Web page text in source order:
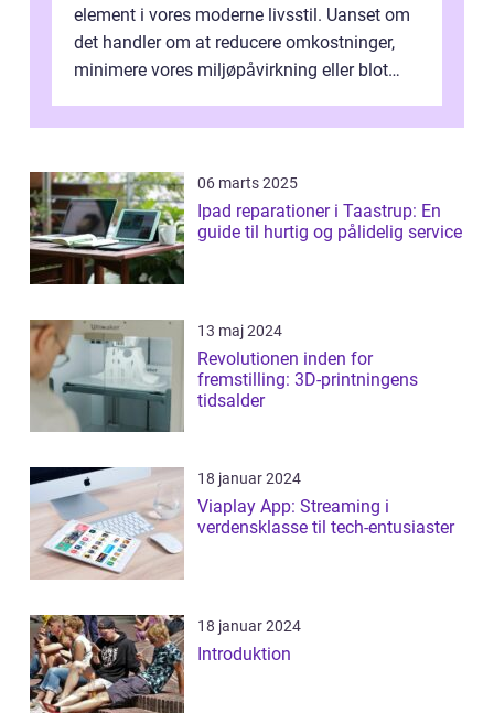
element i vores moderne livsstil. Uanset om
det handler om at reducere omkostninger,
minimere vores miljøpåvirkning eller blot
06 marts 2025
Ipad reparationer i Taastrup: En
guide til hurtig og pålidelig service
13 maj 2024
Revolutionen inden for
fremstilling: 3D-printningens
tidsalder
18 januar 2024
Viaplay App: Streaming i
verdensklasse til tech-entusiaster
18 januar 2024
Introduktion